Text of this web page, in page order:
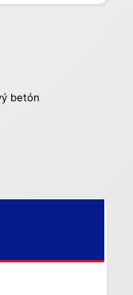
betón